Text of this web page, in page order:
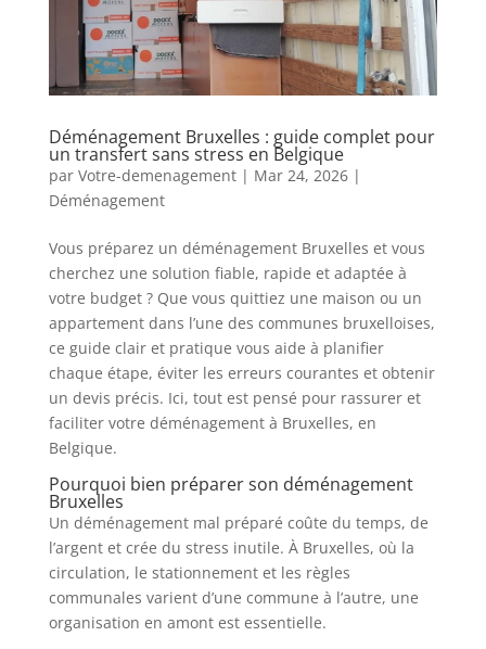
Déménagement Bruxelles : guide complet pour
un transfert sans stress en Belgique
par Votre-demenagement| Mar 24, 2026|
Déménagement
Vous préparez un déménagement Bruxelles et vous
cherchez une solution fiable, rapide et adaptée à
votre budget ? Que vous quittiez une maison ou un
appartement dans l’une des communes bruxelloises,
ce guide clair et pratique vous aide à planifier
chaque étape, éviter les erreurs courantes et obtenir
un devis précis. Ici, tout est pensé pour rassurer et
faciliter votre déménagement à Bruxelles, en
Belgique.
Pourquoi bien préparer son déménagement
Bruxelles
Un déménagement mal préparé coûte du temps, de
l’argent et crée du stress inutile. À Bruxelles, où la
circulation, le stationnement et les règles
communales varient d’une commune à l’autre, une
organisation en amont est essentielle.